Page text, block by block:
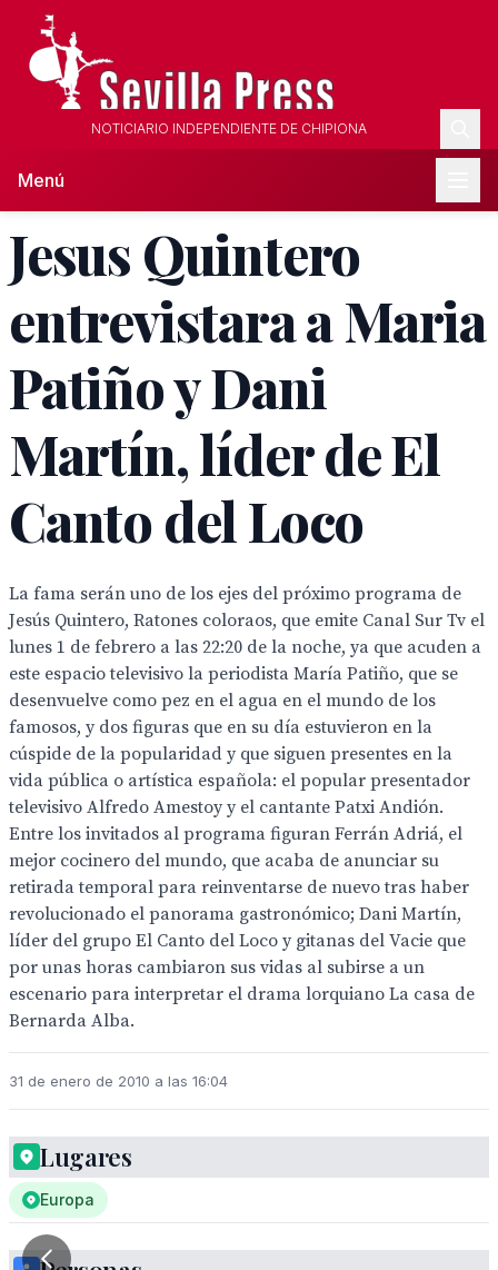
NOTICIARIO INDEPENDIENTE DE CHIPIONA
Menú
Jesus Quintero
entrevistara a Maria
Patiño y Dani
Martín, líder de El
Canto del Loco
La fama serán uno de los ejes del próximo programa de
Jesús Quintero, Ratones coloraos, que emite Canal Sur Tv el
lunes 1 de febrero a las 22:20 de la noche, ya que acuden a
este espacio televisivo la periodista María Patiño, que se
desenvuelve como pez en el agua en el mundo de los
famosos, y dos figuras que en su día estuvieron en la
cúspide de la popularidad y que siguen presentes en la
vida pública o artística española: el popular presentador
televisivo Alfredo Amestoy y el cantante Patxi Andión.
Entre los invitados al programa figuran Ferrán Adriá, el
mejor cocinero del mundo, que acaba de anunciar su
retirada temporal para reinventarse de nuevo tras haber
revolucionado el panorama gastronómico; Dani Martín,
líder del grupo El Canto del Loco y gitanas del Vacie que
por unas horas cambiaron sus vidas al subirse a un
escenario para interpretar el drama lorquiano La casa de
Bernarda Alba.
31 de enero de 2010 a las 16:04
Lugares
Europa